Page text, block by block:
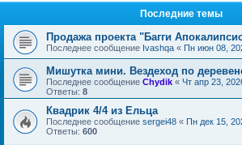
Последние темы
Продажа проекта "Багги
Последнее сообщение Ivashqa « Пн июн 08,
Мишутка мини. Вездеход по
Последнее сообщение Chydik « Чт апр 23,
Ответы: 8
Квадрик 4/4 из Ельца
Последнее сообщение sergei48 « Пн дек 15,
Ответы: 600